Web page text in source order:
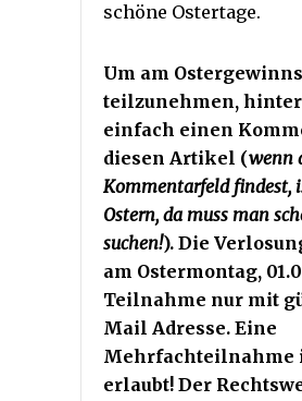
schöne Ostertage.
Um am
teilzunehmen,
einfach einen
diesen Artikel (wenn
Kommentarfeld findest,
Ostern, da muss man
suchen!). Die
am Ostermontag,
Teilnahme nur mit
Mail Adresse. Eine
Mehrfachteilnahme
erlaubt! Der